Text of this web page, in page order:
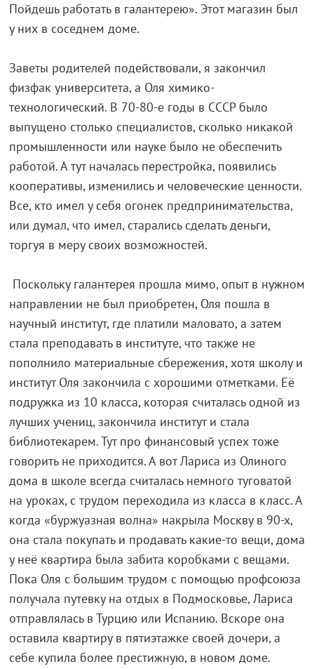
Пойдешь работать в галантерею». Этот магазин был
у них в соседнем доме.
Заветы родителей подействовали, я закончил
физфак университета, а Оля химико-
технологический. В 70-80-е годы в СССР было
выпущено столько специалистов, сколько никакой
промышленности или науке было не обеспечить
работой. А тут началась перестройка, появились
кооперативы, изменились и человеческие ценности.
Все, кто имел у себя огонек предпринимательства,
или думал, что имел, старались сделать деньги,
торгуя в меру своих возможностей.
Поскольку галантерея прошла мимо, опыт в нужном
направлении не был приобретен, Оля пошла в
научный институт, где платили маловато, а затем
стала преподавать в институте, что также не
пополнило материальные сбережения, хотя школу и
институт Оля закончила с хорошими отметками. Её
подружка из 10 класса, которая считалась одной из
лучших учениц, закончила институт и стала
библиотекарем. Тут про финансовый успех тоже
говорить не приходится. А вот Лариса из Олиного
дома в школе всегда считалась немного туговатой
на уроках, с трудом переходила из класса в класс. А
когда «буржуазная волна» накрыла Москву в 90-х,
она стала покупать и продавать какие-то вещи, дома
у неё квартира была забита коробками с вещами.
Пока Оля с большим трудом с помощью профсоюза
получала путевку на отдых в Подмосковье, Лариса
отправлялась в Турцию или Испанию. Вскоре она
оставила квартиру в пятиэтажке своей дочери, а
себе купила более престижную, в новом доме.